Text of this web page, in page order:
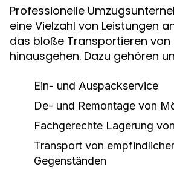
Professionelle
eine Vielzahl von Leistungen
das bloße Transportieren von
hinausgehen. Dazu gehören
Ein- und Auspackservice
De- und Remontage von
Fachgerechte Lagerung
Transport von
Gegenständen